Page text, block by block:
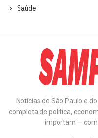
Saúde
Notícias de São Paulo e
completa de política,
importam — com